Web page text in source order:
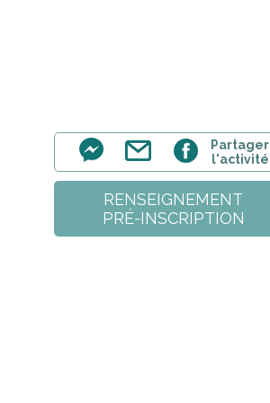
Partager
l'activité
RENSEIGNEMENT
PRÉ-INSCRIPTION